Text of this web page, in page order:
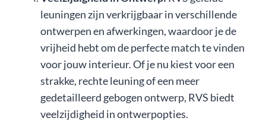
leuningen zijn verkrijgbaar in verschillende
ontwerpen en afwerkingen, waardoor je de
vrijheid hebt om de perfecte match te vinden
voor jouw interieur. Of je nu kiest voor een
strakke, rechte leuning of een meer
gedetailleerd gebogen ontwerp, RVS biedt
veelzijdigheid in ontwerpopties.